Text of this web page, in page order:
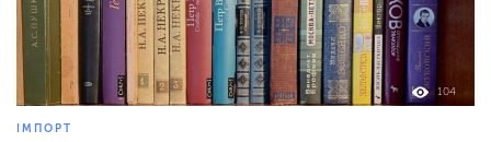
104
ІМПОРТ